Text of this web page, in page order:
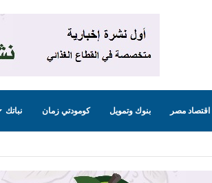
اقتصاد مصر بنوك وتمويل كومودتي زمان نباتك